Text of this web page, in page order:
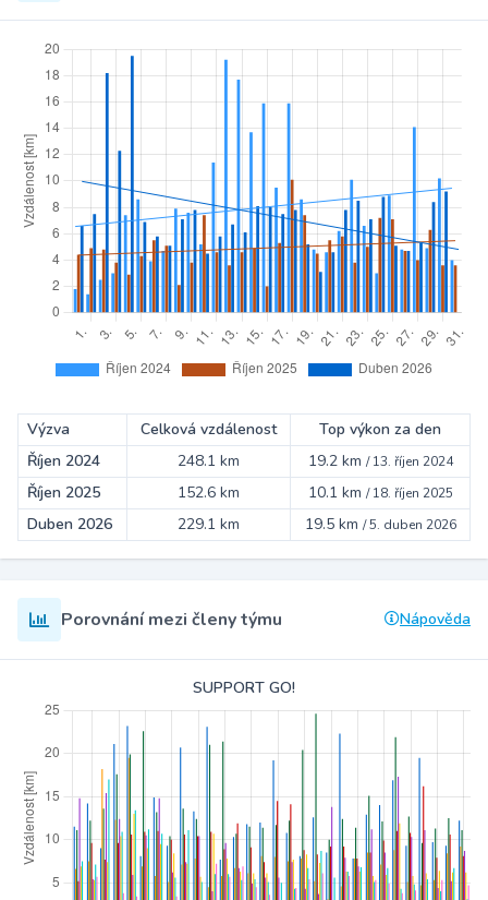
Výzva Celková vzdálenost
Top výkon za den
Říjen 2024
248.1 km 19.2 km /13. říjen 2024
Říjen 2025 152.6 km 10.1 km /18. říjen 2025
Duben 2026 229.1 km 19.5 km /5. duben 2026
Porovnání mezi členy týmu Nápověda
SUPPORT GO!